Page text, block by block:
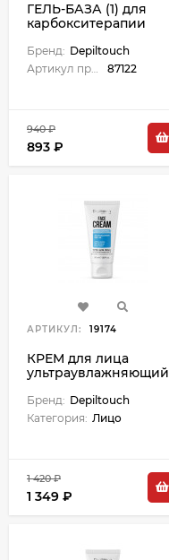
ГЕЛЬ-БАЗА (1) для
карбокситерапии
мл
Бренд: Depiltouch
Артикул производителя:
87122
940 ₽
893 ₽
АРТИКУЛ: 19174
КРЕМ для лица
ультраувлажняющий
обезвоженной кожи -
50 мл
Бренд: Depiltouch
Категория: Лицо
1 420 ₽
1 349 ₽